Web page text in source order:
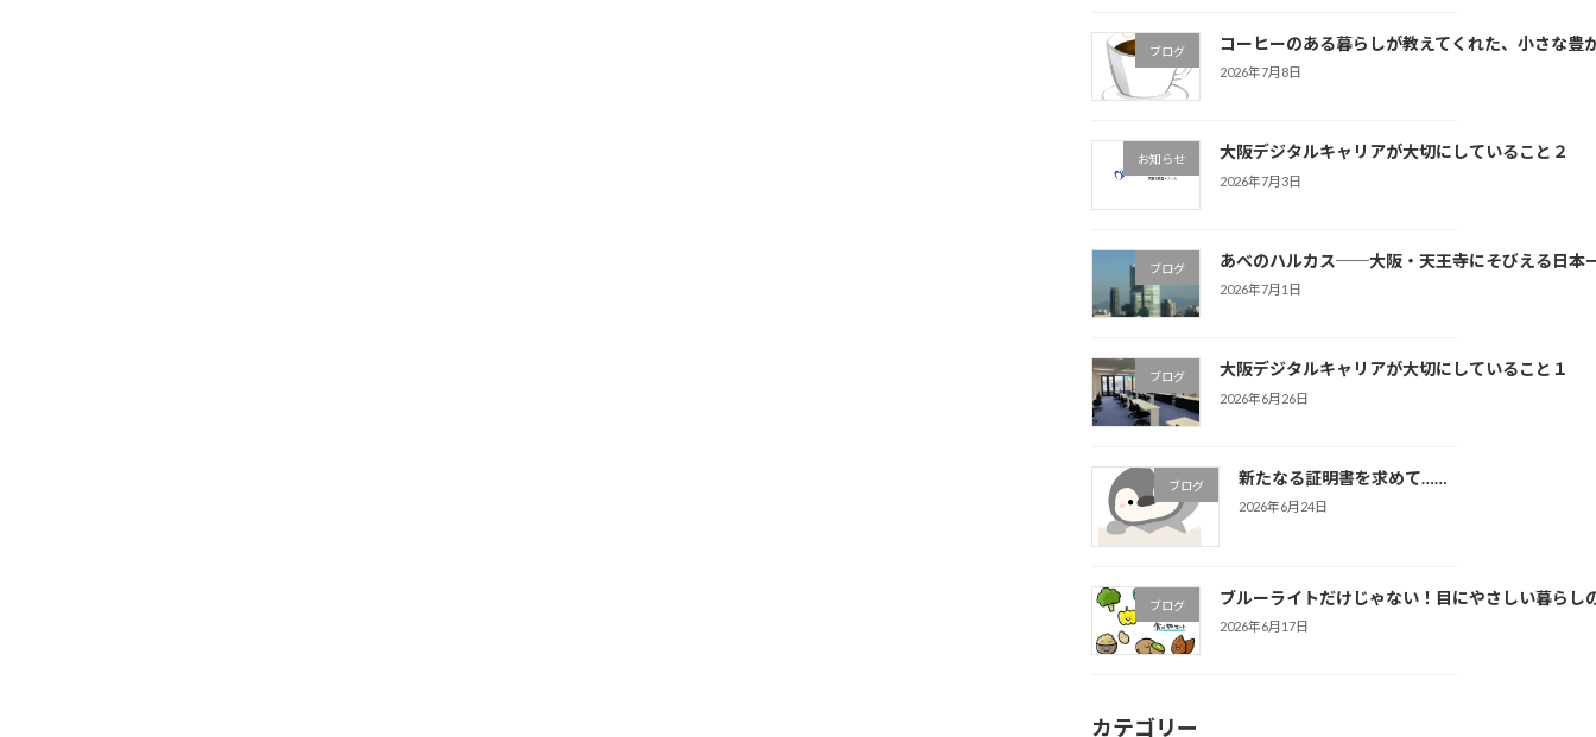
ブログ コーヒーのある暮らしが教えてくれた、小さな豊
2026年7月8日
お知らせ 大阪デジタルキャリアが大切にしていること２
2026年7月3日
ブログ あべのハルカス──大阪・天王寺にそびえる日本
2026年7月1日
ブログ 大阪デジタルキャリアが大切にしていること１
2026年6月26日
ブログ 新たなる証明書を求めて……
2026年6月24日
ブログ ブルーライトだけじゃない！目にやさしい暮らし
2026年6月17日
カテゴリー